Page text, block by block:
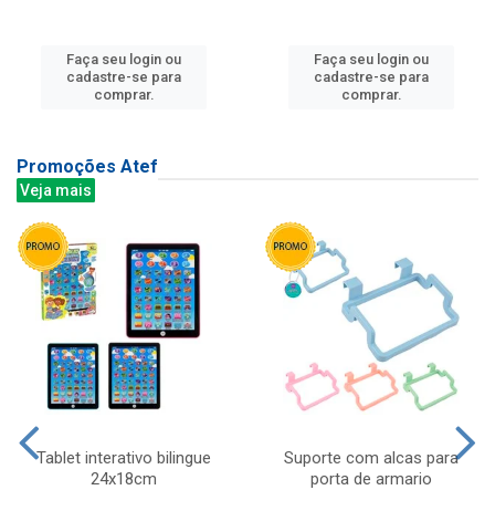
Faça seu login ou
cadastre-se para
comprar.
Faça seu login ou
cadastre-se para
comprar.
Promoções Atef
Veja mais
Tablet interativo bilingue
24x18cm
Suporte com alcas para
porta de armario